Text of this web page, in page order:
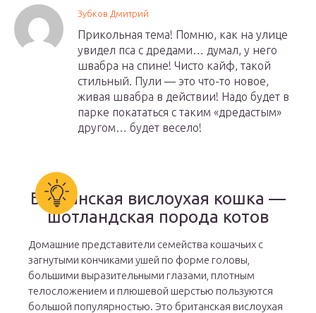
Зубков Дмитрий
Прикольная тема! Помню, как на улице
увидел пса с дредами… думал, у него
швабра на спине! Чисто кайф, такой
стильный. Пули — это что-то новое,
живая швабра в действии! Надо будет в
парке покататься с таким «дредастым»
другом… будет весело!
Британская вислоухая кошка —
шотландская порода котов
Домашние представители семейства кошачьих с
загнутыми кончиками ушей по форме головы,
большими выразительными глазами, плотным
телосложением и плюшевой шерстью пользуются
большой популярностью. Это британская вислоухая